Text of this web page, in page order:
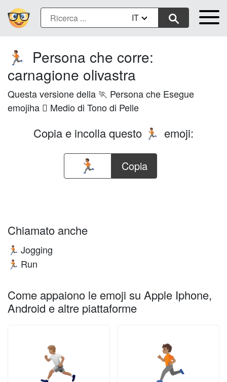
IT
🏃🏽
Persona che corre:
carnagione olivastra
Questa versione della 🏃 Persona che Esegue
emojiha 🏽 Medio di Tono di Pelle
Copia e incolla questo 🏃🏽 emoji:
Copia
Chiamato anche
🏃🏽 Jogging
🏃🏽 Run
Come appaiono le emoji su Apple Iphone,
Android e altre piattaforme